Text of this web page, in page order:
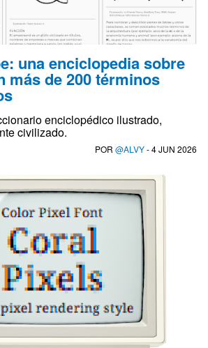
una enciclopedia sobre
más de 200 términos
enciclopédico ilustrado,
civilizado.
POR @ALVY- 4 JUN 2026